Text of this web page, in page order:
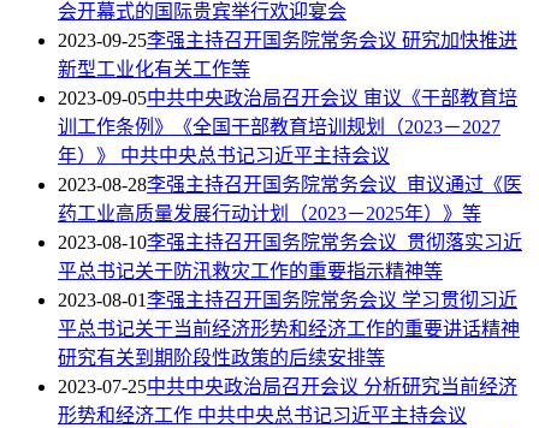
会开幕式的国际贵宾举行欢迎宴会
2023-09-25李强主持召开国务院常务会议 研究加快推进
新型工业化有关工作等
2023-09-05中共中央政治局召开会议 审议《干部教育培
训工作条例》《全国干部教育培训规划（2023－2027
年）》 中共中央总书记习近平主持会议
2023-08-28李强主持召开国务院常务会议 审议通过《医
药工业高质量发展行动计划（2023－2025年）》等
2023-08-10李强主持召开国务院常务会议 贯彻落实习近
平总书记关于防汛救灾工作的重要指示精神等
2023-08-01李强主持召开国务院常务会议 学习贯彻习近
平总书记关于当前经济形势和经济工作的重要讲话精神
研究有关到期阶段性政策的后续安排等
2023-07-25中共中央政治局召开会议 分析研究当前经济
形势和经济工作 中共中央总书记习近平主持会议